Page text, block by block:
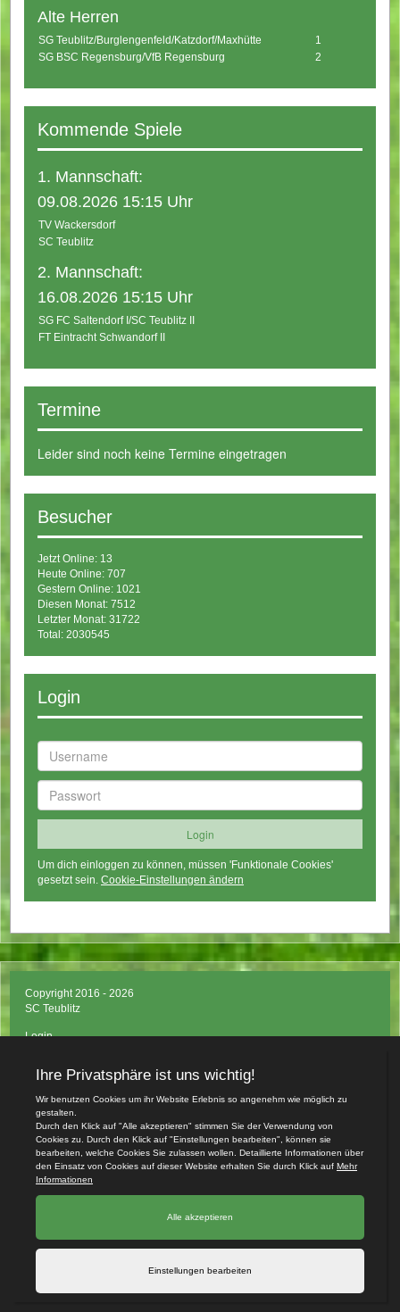
Alte Herren
SG Teublitz/Burglengenfeld/Katzdorf/Maxhütte
1
SG BSC Regensburg/VfB Regensburg
2
Kommende Spiele
1. Mannschaft:
09.08.2026 15:15 Uhr
TV Wackersdorf
SC Teublitz
2. Mannschaft:
16.08.2026 15:15 Uhr
SG FC Saltendorf I/SC Teublitz II
FT Eintracht Schwandorf II
Termine
Leider sind noch keine Termine eingetragen
Besucher
Jetzt Online: 13
Heute Online: 707
Gestern Online: 1021
Diesen Monat: 7512
Letzter Monat: 31722
Total: 2030545
Login
Um dich einloggen zu können, müssen 'Funktionale Cookies'
gesetzt sein. Cookie-Einstellungen ändern
Copyright 2016 - 2026
SC Teublitz
Login
Impressum
Datenschutzerklärung
Teamsports 2
Dein Sportverein online